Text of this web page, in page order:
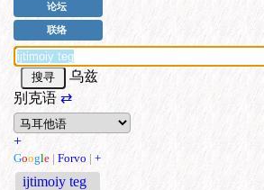
论坛
联络
乌兹
别克语 ⇄
+
Google | Forvo | +
ijtimoiy teg